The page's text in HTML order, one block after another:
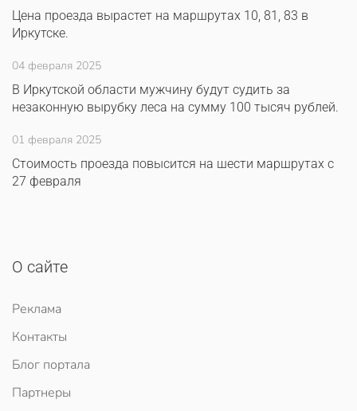
Цена проезда вырастет на маршрутах 10, 81, 83 в
Иркутске.
04 февраля 2025
В Иркутской области мужчину будут судить за
незаконную вырубку леса на сумму 100 тысяч рублей.
01 февраля 2025
Стоимость проезда повысится на шести маршрутах с
27 февраля
О сайте
Реклама
Контакты
Блог портала
Партнеры